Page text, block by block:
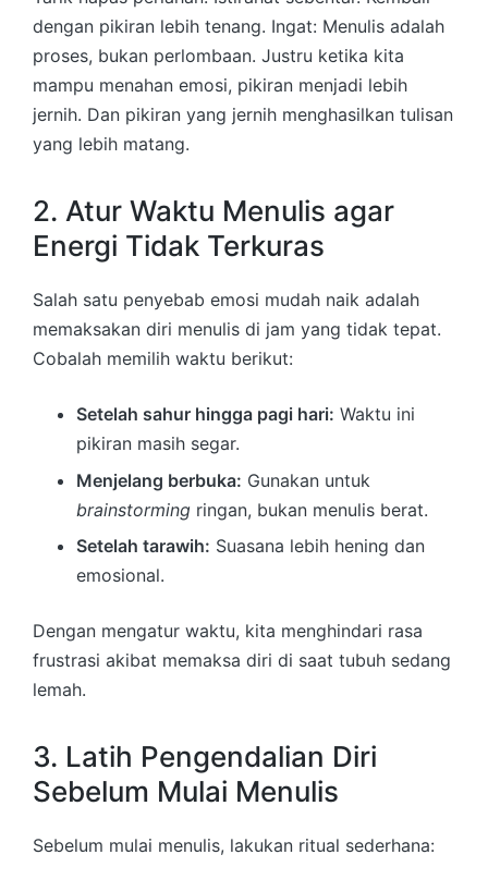
dengan pikiran lebih tenang. Ingat: Menulis adalah
proses, bukan perlombaan. Justru ketika kita
mampu menahan emosi, pikiran menjadi lebih
jernih. Dan pikiran yang jernih menghasilkan tulisan
yang lebih matang.
2. Atur Waktu Menulis agar
Energi Tidak Terkuras
Salah satu penyebab emosi mudah naik adalah
memaksakan diri menulis di jam yang tidak tepat.
Cobalah memilih waktu berikut:
Setelah sahur hingga pagi hari: Waktu ini
pikiran masih segar.
Menjelang berbuka: Gunakan untuk
brainstorming ringan, bukan menulis berat.
Setelah tarawih: Suasana lebih hening dan
emosional.
Dengan mengatur waktu, kita menghindari rasa
frustrasi akibat memaksa diri di saat tubuh sedang
lemah.
3. Latih Pengendalian Diri
Sebelum Mulai Menulis
Sebelum mulai menulis, lakukan ritual sederhana: